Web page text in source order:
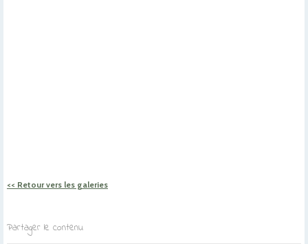
<< Retour vers les galeries
Partager le contenu